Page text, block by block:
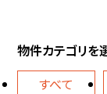
物件カテゴリを
すべて